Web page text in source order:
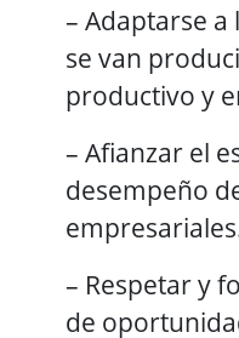
– Adaptarse
se van
productivo y
– Afianzar el
desempeño
– Respetar y
de